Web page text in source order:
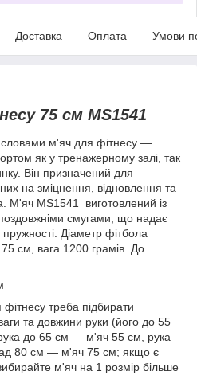
Доставка Оплата Умови
75 см MS1541
м'яч для фітнесу —
як у тренажерному залі, так
Він призначений для
на зміцнення, відновлення та
М'яч MS1541 виготовлений із
смугами, що надає
пружності. Діаметр фітбола
см, вага 1200 грамів. До
треба підбирати
та довжини руки (його до 55
до 65 см — м'яч 55 см, рука
80 см — м'яч 75 см; якщо є
м'яч на 1 розмір більше